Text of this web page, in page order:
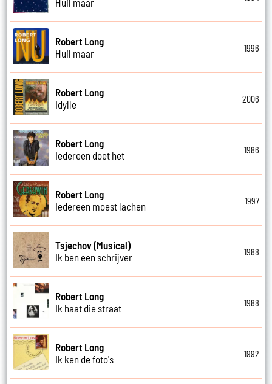
Robert Long
Huil maar
1996
Robert Long
Idylle
2006
Robert Long
Iedereen doet het
1986
Robert Long
Iedereen moest lachen
1997
Tsjechov (Musical)
Ik ben een schrijver
1988
Robert Long
Ik haat die straat
1988
Robert Long
Ik ken de foto's
1992